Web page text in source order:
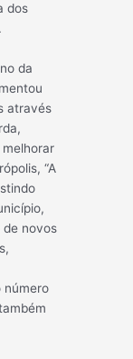
dos
da
através
“A
de novos
número